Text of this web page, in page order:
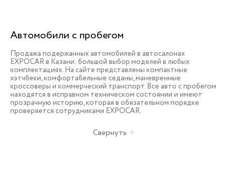
Автомобили с пробегом
Продажа подержанных автомобилей в автосалонах
EXPOCAR в Казани: большой выбор моделей в любых
комплектациях. На сайте представлены компактные
хэтчбеки, комфортабельные седаны, маневренные
кроссоверы и коммерческий транспорт. Все авто с пробегом
находятся в исправном техническом состоянии и имеют
прозрачную историю, которая в обязательном порядке
проверяется сотрудниками EXPOCAR.
Свернуть